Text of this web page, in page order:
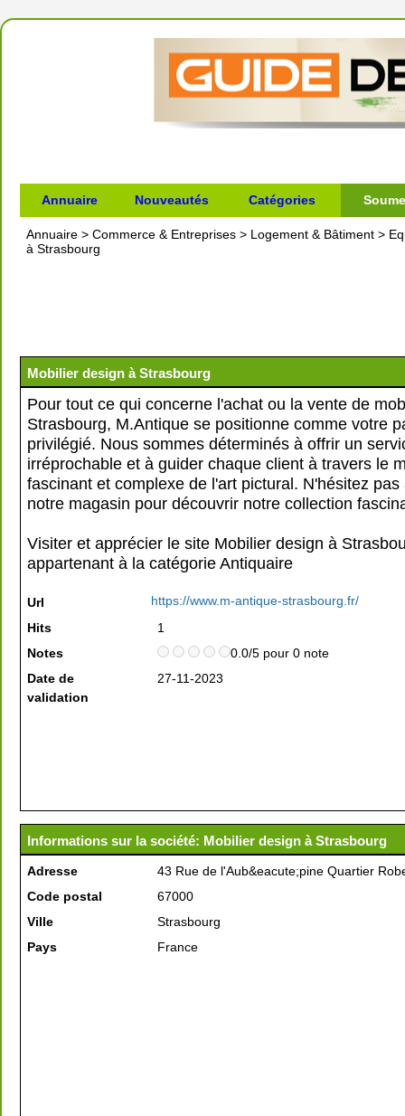
Annuaire Nouveautés Catégories
Annuaire > Commerce & Entreprises > Logement & Bâtiment >
à Strasbourg
Mobilier design à Strasbourg
Pour tout ce qui concerne l'achat ou la vente de
Strasbourg, M.Antique se positionne comme votre
privilégié. Nous sommes déterminés à offrir un
irréprochable et à guider chaque client à travers le
fascinant et complexe de l'art pictural. N'hésitez pas
notre magasin pour découvrir notre collection
Visiter et apprécier le site Mobilier design à
appartenant à la catégorieAntiquaire
Url
https://www.m-antique-strasbourg.fr/
Hits
1
Notes
0.0/5 pour 0 note
Date de
validation
27-11-2023
Informations sur la société: Mobilier design à Strasbourg
Adresse
43 Rue de l'Aub&eacute;pine Quartier
Code postal
67000
Ville
Strasbourg
Pays
France